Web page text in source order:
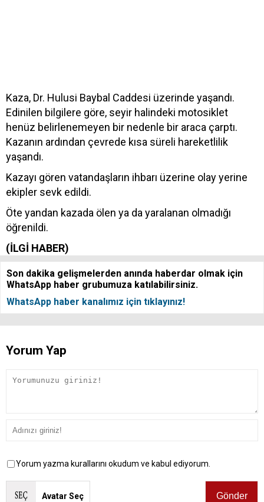
Kaza, Dr. Hulusi Baybal Caddesi üzerinde yaşandı.
Edinilen bilgilere göre, seyir halindeki motosiklet
henüz belirlenemeyen bir nedenle bir araca çarptı.
Kazanın ardından çevrede kısa süreli hareketlilik
yaşandı.
Kazayı gören vatandaşların ihbarı üzerine olay yerine
ekipler sevk edildi.
Öte yandan kazada ölen ya da yaralanan olmadığı
öğrenildi.
(İLGİ HABER)
Son dakika gelişmelerden anında haberdar olmak için
WhatsApp haber grubumuza katılabilirsiniz.
WhatsApp haber kanalımız için tıklayınız!
Yorum Yap
Yorum yazma kurallarını okudum ve kabul ediyorum.
Avatar Seç